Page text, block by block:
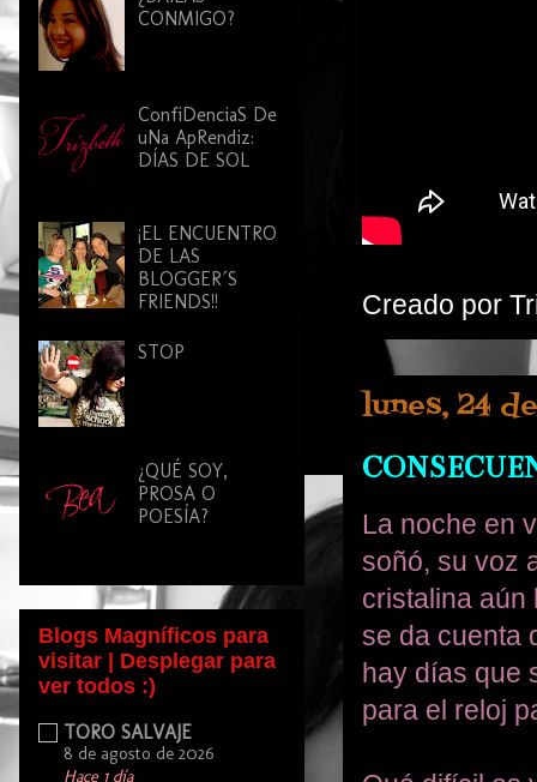
Creado por
lunes, 24
La noche en
soñó, su voz
cristalina aún
se da cuenta
hay días que
para el reloj
CONMIGO?
ConfiDenciaS De
uNa ApRendiz:
DÍAS DE SOL
¡EL ENCUENTRO
DE LAS
BLOGGER´S
FRIENDS!!
STOP
¿QUÉ SOY,
PROSA O
POESÍA?
Blogs Magníficos para
visitar | Desplegar para
ver todos :)
TORO SALVAJE
8 de agosto de 2026
Hace 1 día